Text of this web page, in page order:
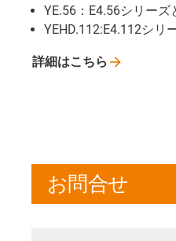
YE.56：E4.56シリー
YEHD.112:E4.112シリ
詳細はこちら
お問合せ